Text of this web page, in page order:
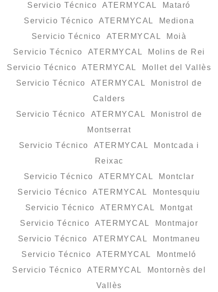
Servicio Técnico ATERMYCAL Mataró
Servicio Técnico ATERMYCAL Mediona
Servicio Técnico ATERMYCAL Moià
Servicio Técnico ATERMYCAL Molins de Rei
Servicio Técnico ATERMYCAL Mollet del Vallès
Servicio Técnico ATERMYCAL Monistrol de
Calders
Servicio Técnico ATERMYCAL Monistrol de
Montserrat
Servicio Técnico ATERMYCAL Montcada i
Reixac
Servicio Técnico ATERMYCAL Montclar
Servicio Técnico ATERMYCAL Montesquiu
Servicio Técnico ATERMYCAL Montgat
Servicio Técnico ATERMYCAL Montmajor
Servicio Técnico ATERMYCAL Montmaneu
Servicio Técnico ATERMYCAL Montmeló
Servicio Técnico ATERMYCAL Montornès del
Vallès